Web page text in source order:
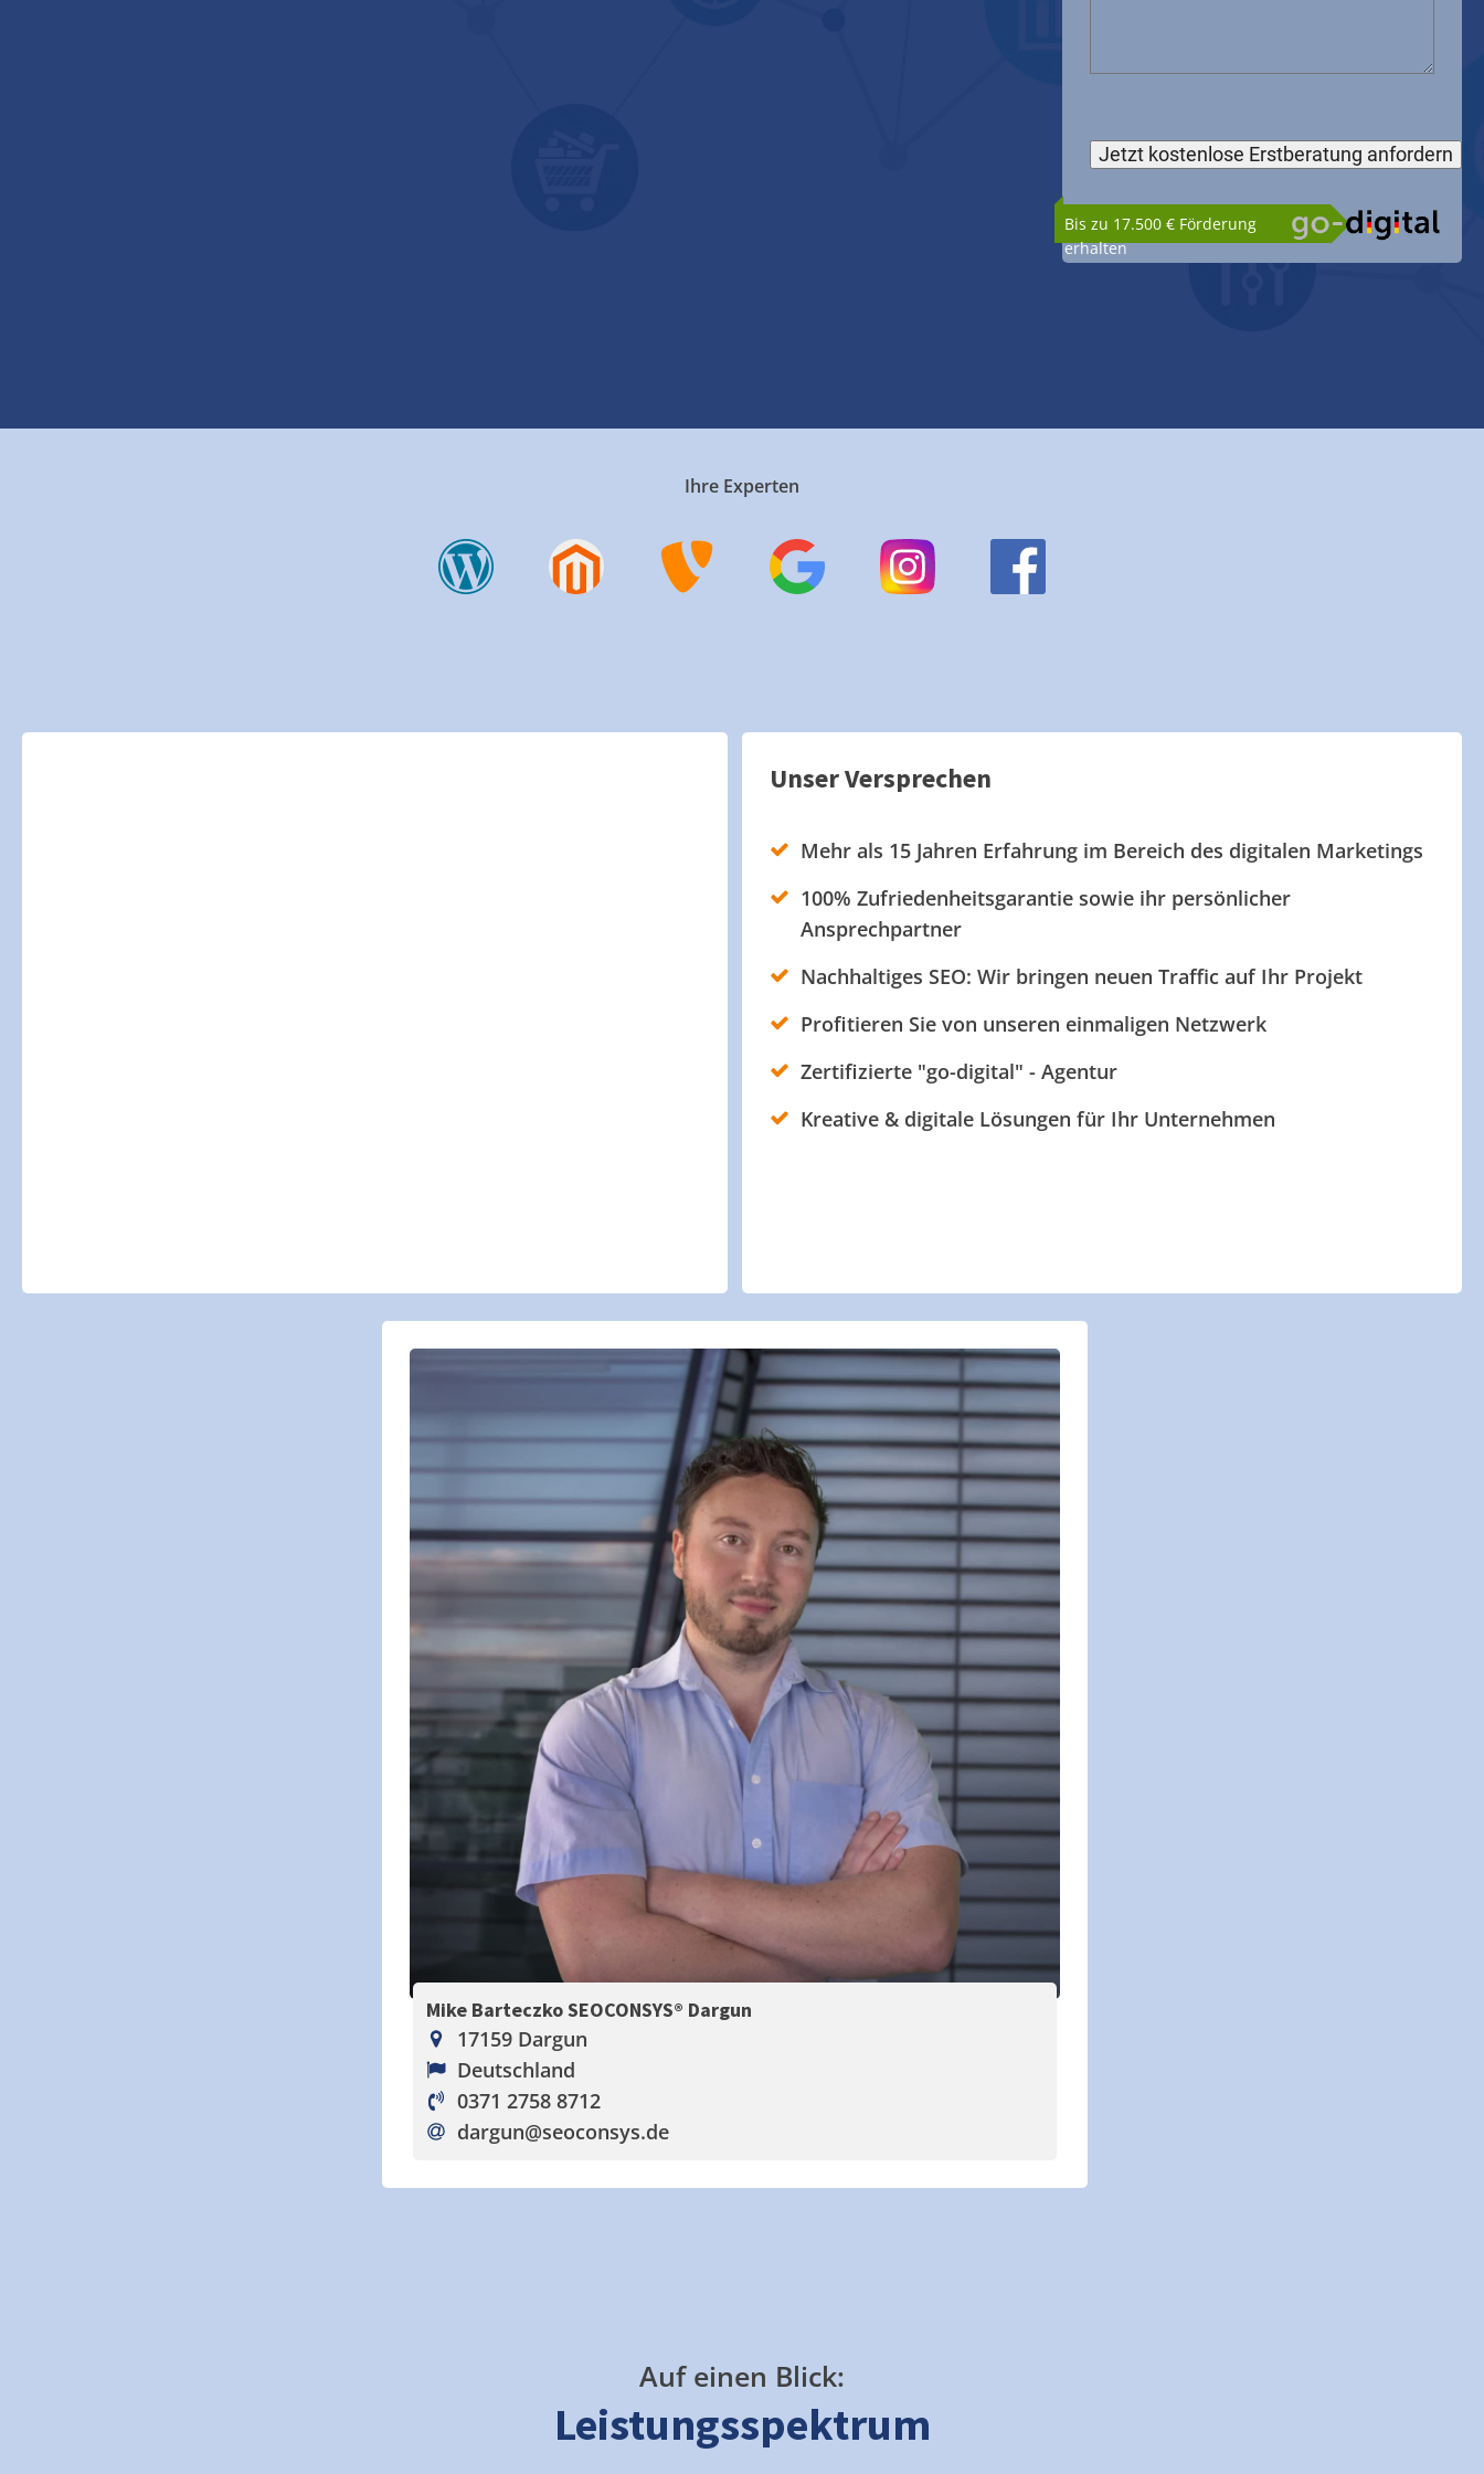
Bis zu 17.500 € Förderung
erhalten
Ihre Experten
Unser Versprechen
Mehr als 15 Jahren Erfahrung im Bereich des digitalen Marketings
100% Zufriedenheitsgarantie sowie ihr persönlicher
Ansprechpartner
Nachhaltiges SEO: Wir bringen neuen Traffic auf Ihr Projekt
Profitieren Sie von unseren einmaligen Netzwerk
Zertifizierte "go-digital" - Agentur
Kreative & digitale Lösungen für Ihr Unternehmen
Mike Barteczko SEOCONSYS® Dargun
17159 Dargun
Deutschland
0371 2758 8712
dargun@seoconsys.de
Auf einen Blick:
Leistungsspektrum